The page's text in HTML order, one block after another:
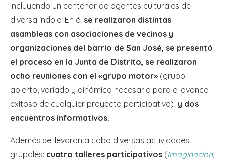
incluyendo un centenar de agentes culturales de
diversa índole. En él se realizaron distintas
asambleas con asociaciones de vecinos y
organizaciones del barrio de San José, se presentó
el proceso en la Junta de Distrito, se realizaron
ocho reuniones con el «grupo motor» (grupo
abierto, variado y dinámico necesario para el avance
exitoso de cualquier proyecto participativo) y dos
encuentros informativos.
Además se llevaron a cabo diversas actividades
grupales: cuatro talleres participativos (Imaginación,